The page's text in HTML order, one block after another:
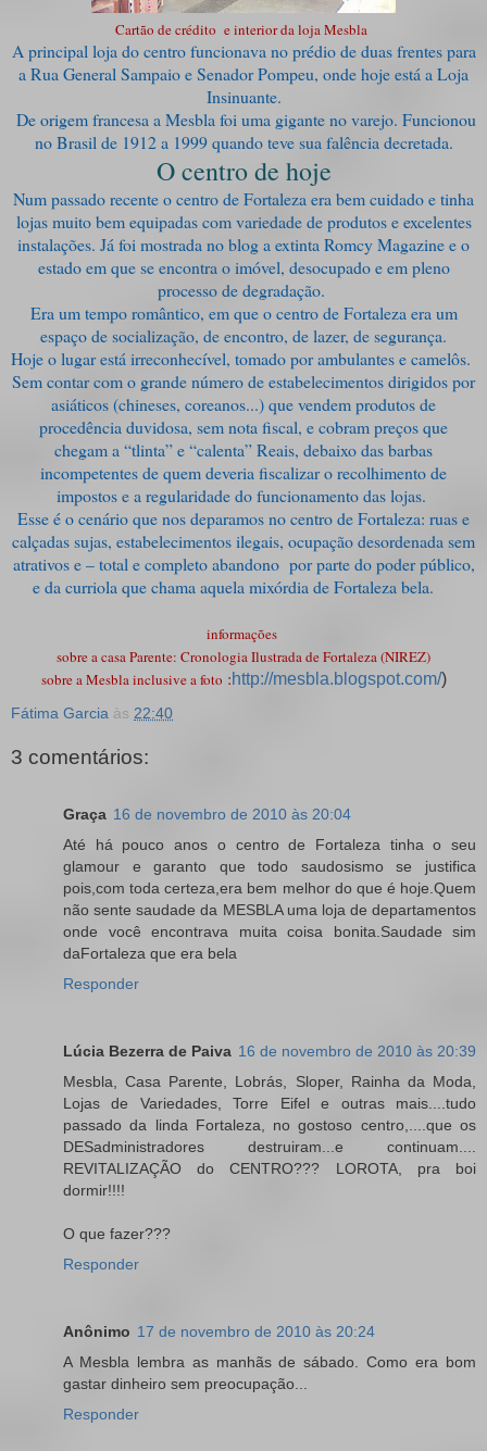
Cartão de crédito e interior da loja Mesbla
A principal loja do centro funcionava no prédio de duas frentes para
a Rua General Sampaio e Senador Pompeu, onde hoje está a Loja
Insinuante.
De origem francesa a Mesbla foi uma gigante no varejo. Funcionou
no Brasil de 1912 a 1999 quando teve sua falência decretada.
O centro de hoje
Num passado recente o centro de Fortaleza era bem cuidado e tinha
lojas muito bem equipadas com variedade de produtos e excelentes
instalações. Já foi mostrada no blog a extinta Romcy Magazine e o
estado em que se encontra o imóvel, desocupado e em pleno
processo de degradação.
Era um tempo romântico, em que o centro de Fortaleza era um
espaço de socialização, de encontro, de lazer, de segurança.
Hoje o lugar está irreconhecível, tomado por ambulantes e camelôs.
Sem contar com o grande número de estabelecimentos dirigidos por
asiáticos (chineses, coreanos...) que vendem produtos de
procedência duvidosa, sem nota fiscal, e cobram preços que
chegam a “tlinta” e “calenta” Reais, debaixo das barbas
incompetentes de quem deveria fiscalizar o recolhimento de
impostos e a regularidade do funcionamento das lojas.
Esse é o cenário que nos deparamos no centro de Fortaleza: ruas e
calçadas sujas, estabelecimentos ilegais, ocupação desordenada sem
atrativos e – total e completo abandono por parte do poder público,
e da curriola que chama aquela mixórdia de Fortaleza bela.
informações
sobre a casa Parente: Cronologia Ilustrada de Fortaleza (NIREZ)
sobre a Mesbla inclusive a foto :http://mesbla.blogspot.com/)
Fátima Garcia às 22:40
3 comentários:
Graça 16 de novembro de 2010 às 20:04
Até há pouco anos o centro de Fortaleza tinha o seu
glamour e garanto que todo saudosismo se justifica
pois,com toda certeza,era bem melhor do que é hoje.Quem
não sente saudade da MESBLA uma loja de departamentos
onde você encontrava muita coisa bonita.Saudade sim
daFortaleza que era bela
Responder
Lúcia Bezerra de Paiva 16 de novembro de 2010 às 20:39
Mesbla, Casa Parente, Lobrás, Sloper, Rainha da Moda,
Lojas de Variedades, Torre Eifel e outras mais....tudo
passado da linda Fortaleza, no gostoso centro,....que os
DESadministradores destruiram...e continuam....
REVITALIZAÇÃO do CENTRO??? LOROTA, pra boi
dormir!!!!
O que fazer???
Responder
Anônimo 17 de novembro de 2010 às 20:24
A Mesbla lembra as manhãs de sábado. Como era bom
gastar dinheiro sem preocupação...
Responder